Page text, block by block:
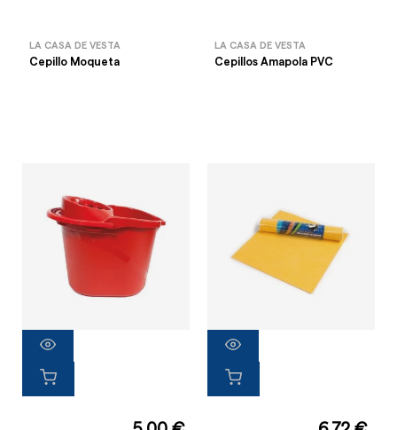
LA CASA DE VESTA
Cepillo Moqueta
LA CASA DE VESTA
Cepillos Amapola PVC